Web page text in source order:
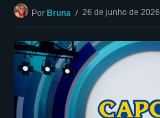
Por Bruna 26 de junho de 2026